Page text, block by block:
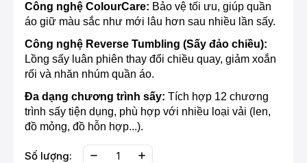
Công nghệ ColourCare: Bảo vệ tối ưu, giúp quần
áo giữ màu sắc như mới lâu hơn sau nhiều lần sấy.
Công nghệ Reverse Tumbling (Sấy đảo chiều):
Lồng sấy luân phiên thay đổi chiều quay, giảm xoắn
rối và nhăn nhúm quần áo.
Đa dạng chương trình sấy: Tích hợp 12 chương
trình sấy tiện dụng, phù hợp với nhiều loại vải (len,
đồ mỏng, đồ hỗn hợp...).
Số lượng: